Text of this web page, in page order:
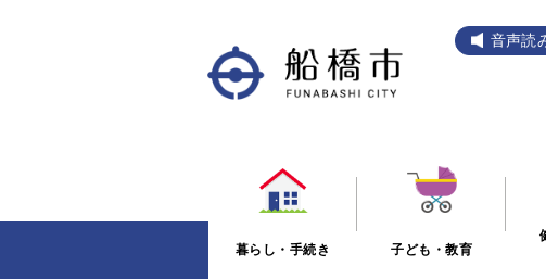
音声読
暮らし・手続き 子ども・教育